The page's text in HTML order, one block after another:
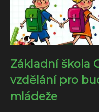
Základní škola
vzdělání pro
mládeže